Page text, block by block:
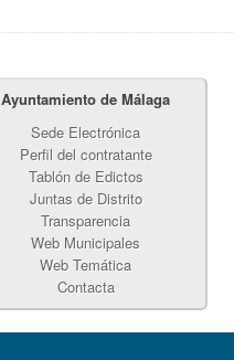
Ayuntamiento de Málaga
Sede Electrónica
Perfil del contratante
Tablón de Edictos
Juntas de Distrito
Transparencia
Web Municipales
Web Temática
Contacta